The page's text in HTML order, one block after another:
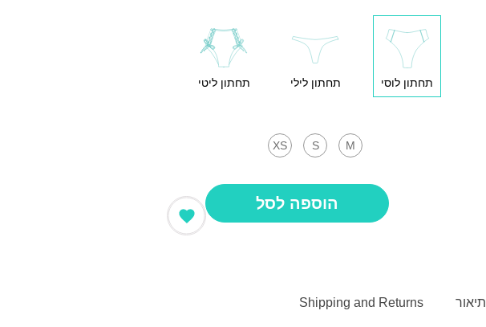
M
S
XS
תחתון לוסי תחתון לילי תחתון ליטי
הוספה לסל
תיאור Shipping and Returns